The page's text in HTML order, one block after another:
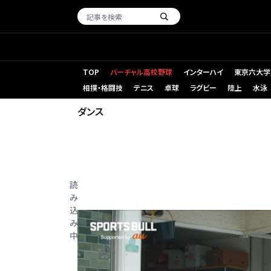
TOP バーチャル高校野球 インターハイ
東京六大
相撲・格闘技
テニス 卓球 ラグビー 陸上 水泳
ダンス
読
み
込
み
中...